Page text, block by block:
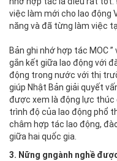
việc làm mới cho lao động
năng và đã từng làm việc
Bản ghi nhớ hợp tác MOC
gắn kết giữa lao động với
động trong nước với thị
giúp Nhật Bản giải quyết
được xem là động lực thúc
trình độ của lao động phổ
châm hợp tác lao động,
giữa hai quốc gia.
3. Nững g​ngành nghề